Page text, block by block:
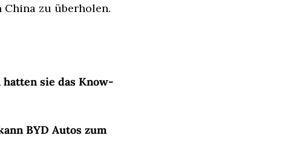
China zu überholen.
hatten sie das Know-
BYD Autos zum